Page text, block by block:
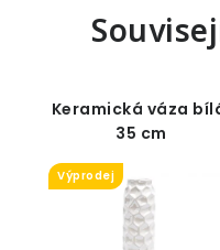
Keramická váza
35 cm
Výprodej